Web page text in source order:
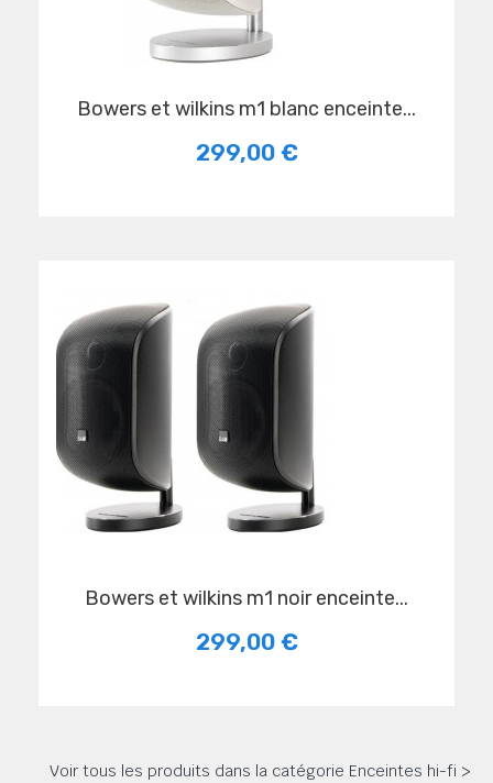
bowers et wilkins m1 blanc enceinte...
299,00 €
bowers et wilkins m1 noir enceinte...
299,00 €
Voir tous les produits dans la catégorie Enceintes hi-fi >